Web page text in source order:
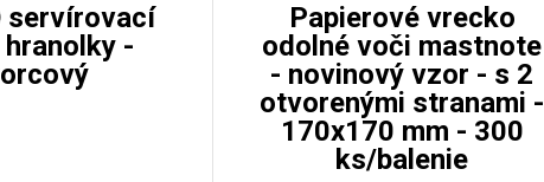
servírovací
hranolky -
Papierové vrecko
odolné voči mastnote
- novinový vzor - s 2
otvorenými stranami -
170x170 mm - 300
ks/balenie